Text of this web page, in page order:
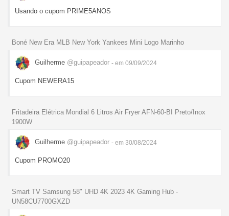
Usando o cupom PRIME5ANOS
Boné New Era MLB New York Yankees Mini Logo Marinho
Guilherme @guipapeador - em 09/09/2024
Cupom NEWERA15
Fritadeira Elétrica Mondial 6 Litros Air Fryer AFN-60-BI Preto/Inox
1900W
Guilherme @guipapeador - em 30/08/2024
Cupom PROMO20
Smart TV Samsung 58" UHD 4K 2023 4K Gaming Hub -
UN58CU7700GXZD